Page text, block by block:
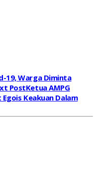
19, Warga Diminta
PostKetua AMPG
Keakuan Dalam